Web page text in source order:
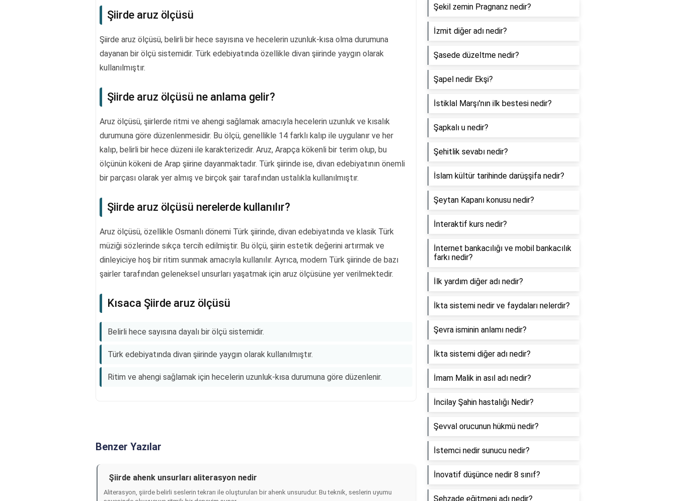
Şiirde aruz ölçüsü
Şiirde aruz ölçüsü, belirli bir hece sayısına ve hecelerin uzunluk-kısa olma durumuna
dayanan bir ölçü sistemidir. Türk edebiyatında özellikle divan şiirinde yaygın olarak
kullanılmıştır.
Şiirde aruz ölçüsü ne anlama gelir?
Aruz ölçüsü, şiirlerde ritmi ve ahengi sağlamak amacıyla hecelerin uzunluk ve kısalık
durumuna göre düzenlenmesidir. Bu ölçü, genellikle 14 farklı kalıp ile uygulanır ve her
kalıp, belirli bir hece düzeni ile karakterizedir. Aruz, Arapça kökenli bir terim olup, bu
ölçünün kökeni de Arap şiirine dayanmaktadır. Türk şiirinde ise, divan edebiyatının önemli
bir parçası olarak yer almış ve birçok şair tarafından ustalıkla kullanılmıştır.
Şiirde aruz ölçüsü nerelerde kullanılır?
Aruz ölçüsü, özellikle Osmanlı dönemi Türk şiirinde, divan edebiyatında ve klasik Türk
müziği sözlerinde sıkça tercih edilmiştir. Bu ölçü, şiirin estetik değerini artırmak ve
dinleyiciye hoş bir ritim sunmak amacıyla kullanılır. Ayrıca, modern Türk şiirinde de bazı
şairler tarafından geleneksel unsurları yaşatmak için aruz ölçüsüne yer verilmektedir.
Kısaca Şiirde aruz ölçüsü
Belirli hece sayısına dayalı bir ölçü sistemidir.
Türk edebiyatında divan şiirinde yaygın olarak kullanılmıştır.
Ritim ve ahengi sağlamak için hecelerin uzunluk-kısa durumuna göre düzenlenir.
Benzer Yazılar
Şiirde ahenk unsurları aliterasyon nedir
Aliterasyon, şiirde belirli seslerin tekrarı ile oluşturulan bir ahenk unsurudur. Bu teknik, seslerin uyumu
Şekil zemin Pragnanz nedir?
İzmit diğer adı nedir?
Şasede düzeltme nedir?
Şapel nedir Ekşi?
İstiklal Marşı'nın ilk bestesi nedir?
Şapkalı u nedir?
Şehitlik sevabı nedir?
İslam kültür tarihinde darüşşifa nedir?
Şeytan Kapanı konusu nedir?
İnteraktif kurs nedir?
İnternet bankacılığı ve mobil bankacılık
farkı nedir?
İlk yardım diğer adı nedir?
İkta sistemi nedir ve faydaları nelerdir?
Şevra isminin anlamı nedir?
İkta sistemi diğer adı nedir?
İmam Malik in asıl adı nedir?
İncilay Şahin hastalığı Nedir?
Şevval orucunun hükmü nedir?
İstemci nedir sunucu nedir?
İnovatif düşünce nedir 8 sınıf?
Şehzade eğitmeni adı nedir?